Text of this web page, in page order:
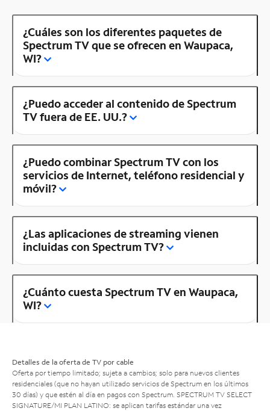
¿Cuáles son los diferentes paquetes de
Spectrum TV que se ofrecen en Waupaca,
WI?
¿Puedo acceder al contenido de Spectrum
TV fuera de EE. UU.?
¿Puedo combinar Spectrum TV con los
servicios de Internet, teléfono residencial y
móvil?
¿Las aplicaciones de streaming vienen
incluidas con Spectrum TV?
¿Cuánto cuesta Spectrum TV en Waupaca,
WI?
Detalles de la oferta de TV por cable
Oferta por tiempo limitado; sujeta a cambios; solo para nuevos clientes
residenciales (que no hayan utilizado servicios de Spectrum en los últimos
30 días) y que estén al día en pagos con Spectrum. SPECTRUM TV SELECT
SIGNATURE/MI PLAN LATINO: se aplican tarifas estándar una vez